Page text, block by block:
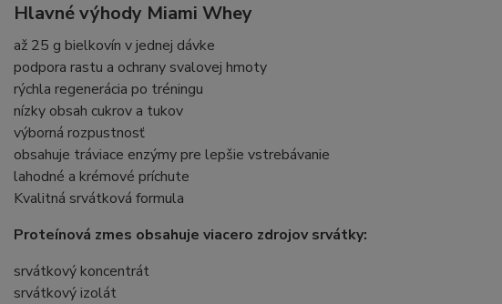
Hlavné výhody Miami Whey
až 25 g bielkovín v jednej dávke
podpora rastu a ochrany svalovej hmoty
rýchla regenerácia po tréningu
nízky obsah cukrov a tukov
výborná rozpustnosť
obsahuje tráviace enzýmy pre lepšie vstrebávanie
lahodné a krémové príchute
Kvalitná srvátková formula
Proteínová zmes obsahuje viacero zdrojov srvátky:
srvátkový koncentrát
srvátkový izolát